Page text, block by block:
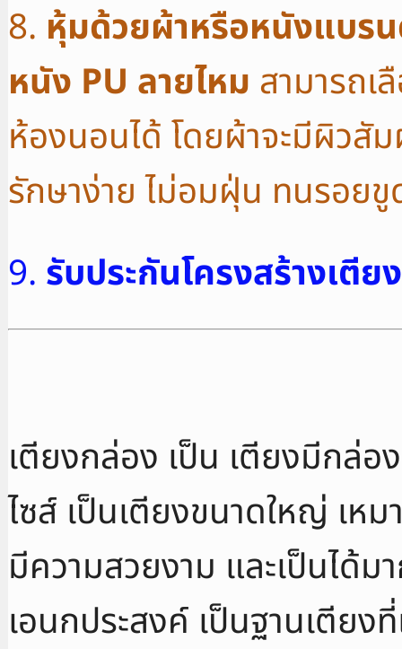
8. หุ้มด้วยผ้าหรือหนังแบร
หนัง PU ลายไหม สามารถเ
ห้องนอนได้ โดยผ้าจะมีผิวสั
รักษาง่าย ไม่อมฝุ่น ทนรอย
9. รับประกันโครงสร้างเตีย
เตียงกล่อง เป็น เตียงมีกล่
ไซส์ เป็นเตียงขนาดใหญ่ เห
มีความสวยงาม และเป็นได้
เอนกประสงค์ เป็นฐานเตีย